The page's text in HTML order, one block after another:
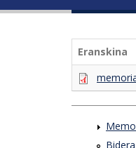
Eranskina